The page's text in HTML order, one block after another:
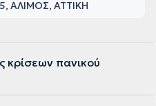
ΑΛΙΜΟΣ, ΑΤΤΙΚΗ
κρίσεων πανικού